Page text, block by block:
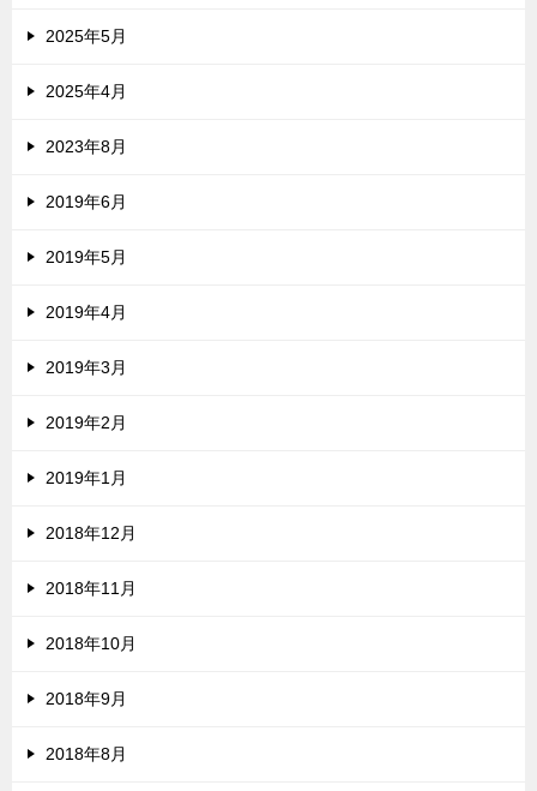
2025年5月
2025年4月
2023年8月
2019年6月
2019年5月
2019年4月
2019年3月
2019年2月
2019年1月
2018年12月
2018年11月
2018年10月
2018年9月
2018年8月